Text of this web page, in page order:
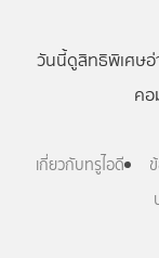
วันนี้ดูสิทธิพิเศษอ่
ค
เกี่ยวกับทรูไอดี